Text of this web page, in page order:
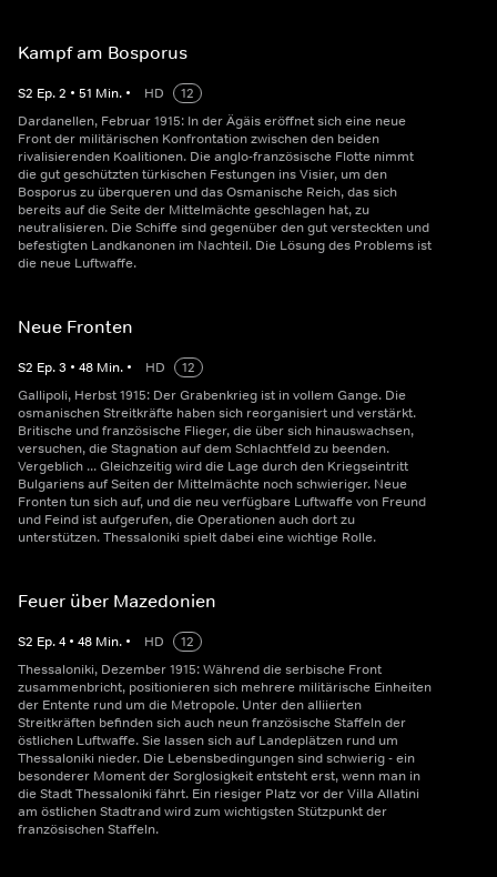
Kampf am Bosporus
S2 Ep.2 • 51 Min. • HD
12
Dardanellen, Februar 1915: In der Ägäis eröffnet sich eine neue
Front der militärischen Konfrontation zwischen den beiden
rivalisierenden Koalitionen. Die anglo-französische Flotte nimmt
die gut geschützten türkischen Festungen ins Visier, um den
Bosporus zu überqueren und das Osmanische Reich, das sich
bereits auf die Seite der Mittelmächte geschlagen hat, zu
neutralisieren. Die Schiffe sind gegenüber den gut versteckten und
befestigten Landkanonen im Nachteil. Die Lösung des Problems ist
die neue Luftwaffe.
Neue Fronten
S2 Ep.3 • 48 Min. • HD
12
Gallipoli, Herbst 1915: Der Grabenkrieg ist in vollem Gange. Die
osmanischen Streitkräfte haben sich reorganisiert und verstärkt.
Britische und französische Flieger, die über sich hinauswachsen,
versuchen, die Stagnation auf dem Schlachtfeld zu beenden.
Vergeblich ... Gleichzeitig wird die Lage durch den Kriegseintritt
Bulgariens auf Seiten der Mittelmächte noch schwieriger. Neue
Fronten tun sich auf, und die neu verfügbare Luftwaffe von Freund
und Feind ist aufgerufen, die Operationen auch dort zu
unterstützen. Thessaloniki spielt dabei eine wichtige Rolle.
Feuer über Mazedonien
S2 Ep.4 • 48 Min. • HD
12
Thessaloniki, Dezember 1915: Während die serbische Front
zusammenbricht, positionieren sich mehrere militärische Einheiten
der Entente rund um die Metropole. Unter den alliierten
Streitkräften befinden sich auch neun französische Staffeln der
östlichen Luftwaffe. Sie lassen sich auf Landeplätzen rund um
Thessaloniki nieder. Die Lebensbedingungen sind schwierig - ein
besonderer Moment der Sorglosigkeit entsteht erst, wenn man in
die Stadt Thessaloniki fährt. Ein riesiger Platz vor der Villa Allatini
am östlichen Stadtrand wird zum wichtigsten Stützpunkt der
französischen Staffeln.